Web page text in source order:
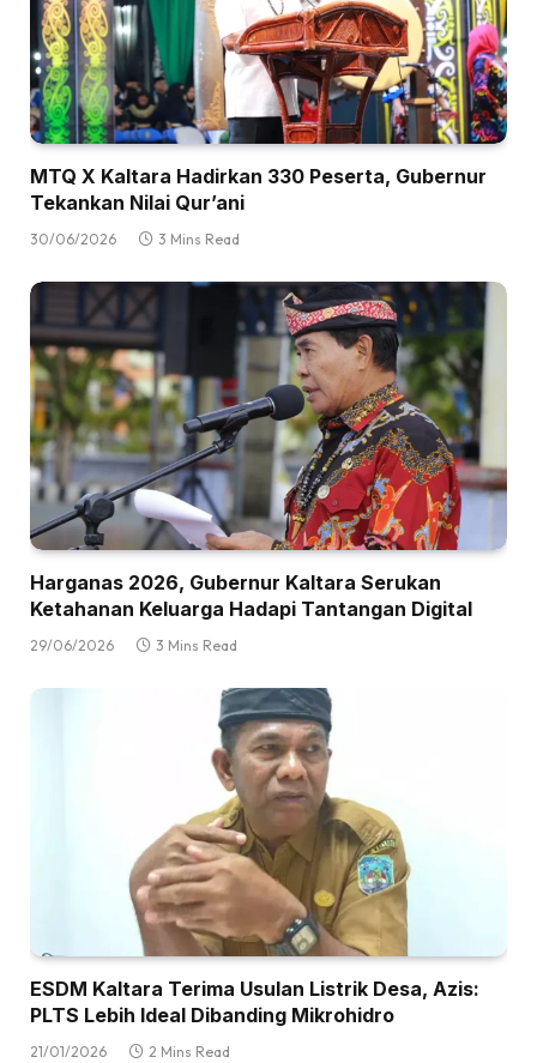
MTQ X Kaltara Hadirkan 330 Peserta, Gubernur
Tekankan Nilai Qur’ani
30/06/2026 3 Mins Read
Harganas 2026, Gubernur Kaltara Serukan
Ketahanan Keluarga Hadapi Tantangan Digital
29/06/2026 3 Mins Read
ESDM Kaltara Terima Usulan Listrik Desa, Azis:
PLTS Lebih Ideal Dibanding Mikrohidro
21/01/2026 2 Mins Read